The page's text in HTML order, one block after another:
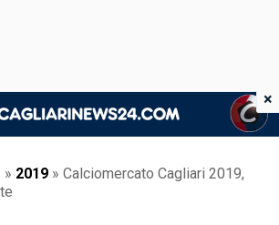
» 2019 » Calciomercato Cagliari 2019,
×